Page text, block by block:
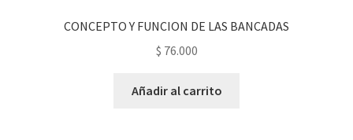
CONCEPTO Y FUNCION DE LAS BANCADAS
$ 76.000
Añadir al carrito